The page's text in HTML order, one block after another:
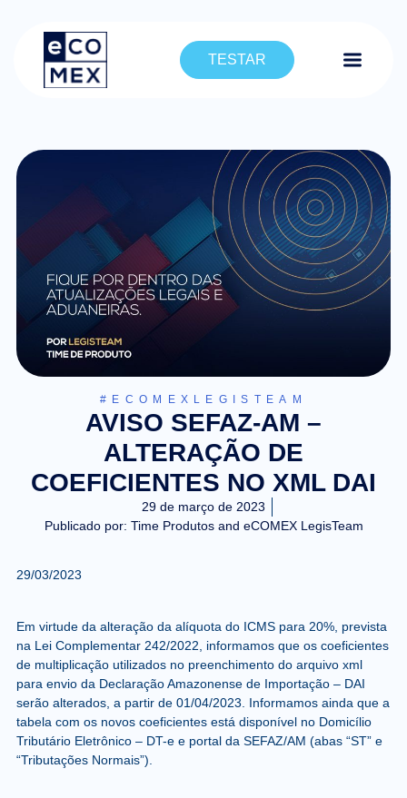
TESTAR
#ECOMEXLEGISTEAM
AVISO SEFAZ-AM –
ALTERAÇÃO DE
COEFICIENTES NO XML DAI
29 de março de 2023
Publicado por: Time Produtos and eCOMEX LegisTeam
29/03/2023
Em virtude da alteração da alíquota do ICMS para 20%, prevista
na Lei Complementar 242/2022, informamos que os coeficientes
de multiplicação utilizados no preenchimento do arquivo xml
para envio da Declaração Amazonense de Importação – DAI
serão alterados, a partir de 01/04/2023 . Informamos ainda que a
tabela com os novos coeficientes está disponível no Domicílio
Tributário Eletrônico – DT-e e portal da SEFAZ/AM (abas “ST” e
“Tributações Normais”).